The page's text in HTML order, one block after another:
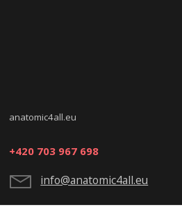
anatomic4all.eu
+420 703 967 698
info@anatomic4all.eu